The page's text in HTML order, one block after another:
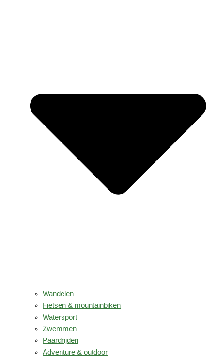
Wandelen
Fietsen & mountainbiken
Watersport
Zwemmen
Paardrijden
Adventure & outdoor